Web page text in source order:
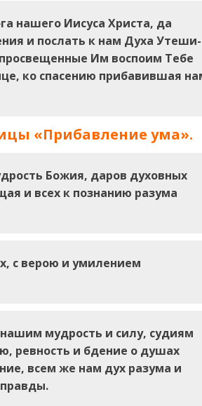
нашего Иисуса Христа, да
и послать к нам Духа Утеши­
Им воспоим Тебе
ко спасению прибавившая
«Прибавление ума».
Божия, даров духовных
и всех к познанию разума
с верою и умилением
мудрость и силу, судиям
ревность и бдение о душах
всем же нам дух разума и